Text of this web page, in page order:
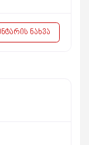
ნახვა